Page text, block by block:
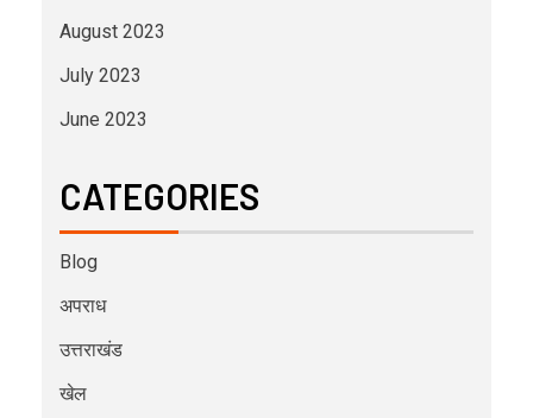
August 2023
July 2023
June 2023
CATEGORIES
Blog
अपराध
उत्तराखंड
खेल